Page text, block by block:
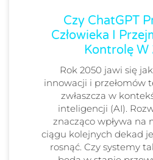
Czy ChatGPT
Człowieka I
Kontrolę W
Rok 2050 jawi się
innowacji i przełomów
zwłaszcza w
inteligencji (AI).
znacząco wpływa na
ciągu kolejnych dekad
rosnąć. Czy systemy